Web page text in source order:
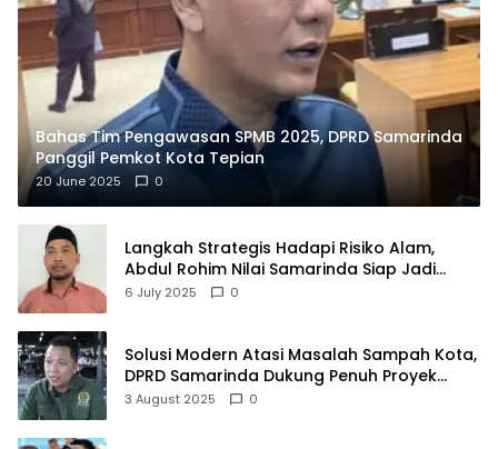
Bahas Tim Pengawasan SPMB 2025, DPRD Samarinda
Panggil Pemkot Kota Tepian
20 June 2025 0
Langkah Strategis Hadapi Risiko Alam,
Abdul Rohim Nilai Samarinda Siap Jadi
Pusat Logistik Bencana Kalimantan
6 July 2025 0
Solusi Modern Atasi Masalah Sampah Kota,
DPRD Samarinda Dukung Penuh Proyek
PLTSA
3 August 2025 0